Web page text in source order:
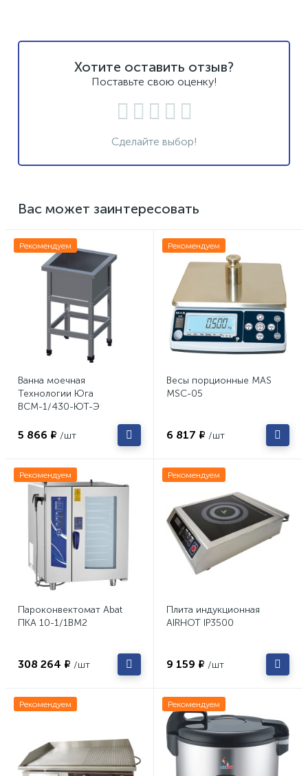
Хотите оставить отзыв?
Поставьте свою оценку!
Сделайте выбор!
Вас может заинтересовать
Рекомендуем
Ванна моечная
Технологии Юга
ВСМ-1/430-ЮТ-Э
5 866 ₽ /шт
Рекомендуем
Весы порционные MAS
MSC-05
6 817 ₽ /шт
Рекомендуем
Пароконвектомат Abat
ПКА 10-1/1ВМ2
308 264 ₽ /шт
Рекомендуем
Плита индукционная
AIRHOT IP3500
9 159 ₽ /шт
Рекомендуем Рекомендуем